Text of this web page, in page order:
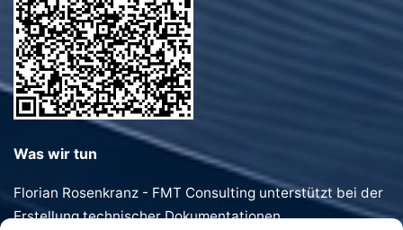
Was wir tun
Florian Rosenkranz - FMT Consulting unterstützt bei der
Erstellung technischer Dokumentationen,